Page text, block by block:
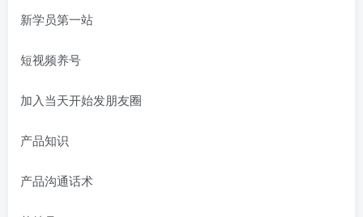
新学员第一站
短视频养号
加入当天开始发朋友圈
产品知识
产品沟通话术